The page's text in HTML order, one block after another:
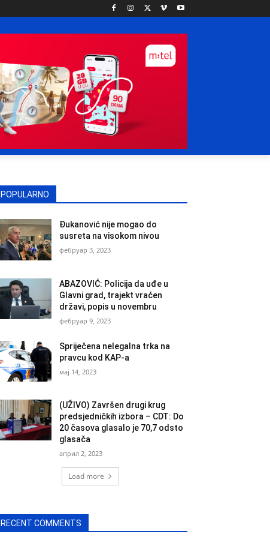
POPULARNO
Đukanović nije mogao do
susreta na visokom nivou
фебруар 3, 2023
ABAZOVIĆ: Policija da uđe u
Glavni grad, trajekt vraćen
državi, popis u novembru
фебруар 9, 2023
Spriječena nelegalna trka na
pravcu kod KAP-a
мај 14, 2023
(UŽIVO) Završen drugi krug
predsjedničkih izbora – CDT: Do
20 časova glasalo je 70,7 odsto
glasača
април 2, 2023
Load more
RECENT COMMENTS